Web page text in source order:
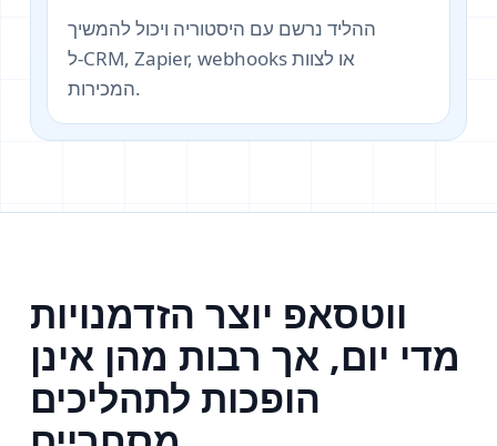
ההליד נרשם עם היסטוריה ויכול להמשיך
ל‑CRM, Zapier, webhooks או לצוות
המכירות.
ווטסאפ יוצר הזדמנויות
מדי יום, אך רבות מהן אינן
הופכות לתהליכים